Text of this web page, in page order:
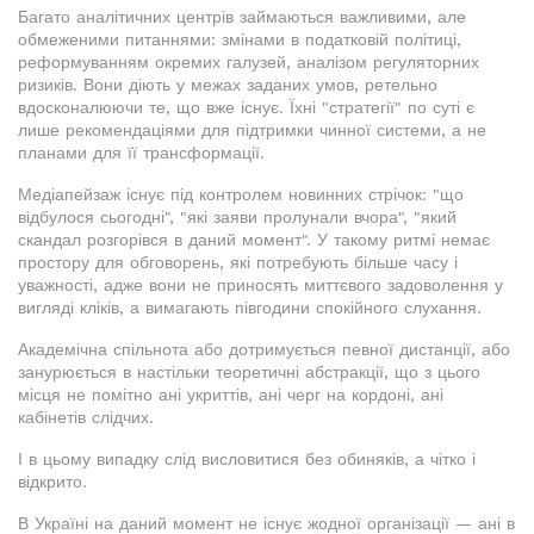
Багато аналітичних центрів займаються важливими, але
обмеженими питаннями: змінами в податковій політиці,
реформуванням окремих галузей, аналізом регуляторних
ризиків. Вони діють у межах заданих умов, ретельно
вдосконалюючи те, що вже існує. Їхні "стратегії" по суті є
лише рекомендаціями для підтримки чинної системи, а не
планами для її трансформації.
Медіапейзаж існує під контролем новинних стрічок: "що
відбулося сьогодні", "які заяви пролунали вчора", "який
скандал розгорівся в даний момент". У такому ритмі немає
простору для обговорень, які потребують більше часу і
уважності, адже вони не приносять миттєвого задоволення у
вигляді кліків, а вимагають півгодини спокійного слухання.
Академічна спільнота або дотримується певної дистанції, або
занурюється в настільки теоретичні абстракції, що з цього
місця не помітно ані укриттів, ані черг на кордоні, ані
кабінетів слідчих.
І в цьому випадку слід висловитися без обиняків, а чітко і
відкрито.
В Україні на даний момент не існує жодної організації — ані в